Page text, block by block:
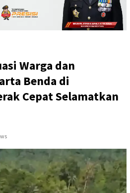
Warga dan
Benda di
Cepat Selamatkan